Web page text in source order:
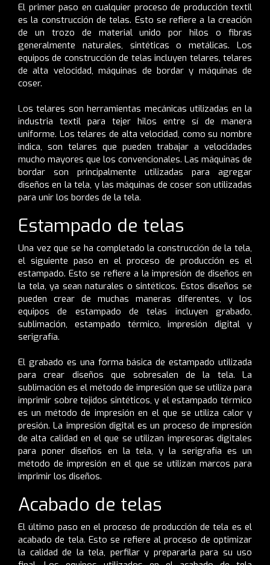
El primer paso en cualquier proceso de producción textil
es la construcción de telas. Esto se refiere a la creación
de un trozo de material unido por hilos o fibras
generalmente naturales, sintéticas o metálicas. Los
equipos de construcción de telas incluyen telares, telares
de alta velocidad, máquinas de bordar y máquinas de
coser.
Los telares son herramientas mecánicas utilizadas en la
industria textil para tejer hilos entre sí de manera
uniforme. Los telares de alta velocidad, como su nombre
indica, son telares que pueden trabajar a velocidades
mucho mayores que los convencionales. Las máquinas de
bordar son principalmente utilizadas para agregar
diseños en la tela, y las máquinas de coser son utilizadas
para unir los bordes de la tela.
Estampado de telas
Una vez que se ha completado la construcción de la tela,
el siguiente paso en el proceso de producción es el
estampado. Esto se refiere a la impresión de diseños en
la tela, ya sean naturales o sintéticos. Estos diseños se
pueden crear de muchas maneras diferentes, y los
equipos de estampado de telas incluyen grabado,
sublimación, estampado térmico, impresión digital y
serigrafía.
El grabado es una forma básica de estampado utilizada
para crear diseños que sobresalen de la tela. La
sublimación es el método de impresión que se utiliza para
imprimir sobre tejidos sintéticos, y el estampado térmico
es un método de impresión en el que se utiliza calor y
presión. La impresión digital es un proceso de impresión
de alta calidad en el que se utilizan impresoras digitales
para poner diseños en la tela, y la serigrafía es un
método de impresión en el que se utilizan marcos para
imprimir los diseños.
Acabado de telas
El último paso en el proceso de producción de tela es el
acabado de tela. Esto se refiere al proceso de optimizar
la calidad de la tela, perfilar y prepararla para su uso